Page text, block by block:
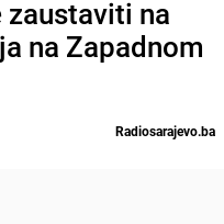
zaustaviti na
na Zapadnom
Radiosarajevo.ba